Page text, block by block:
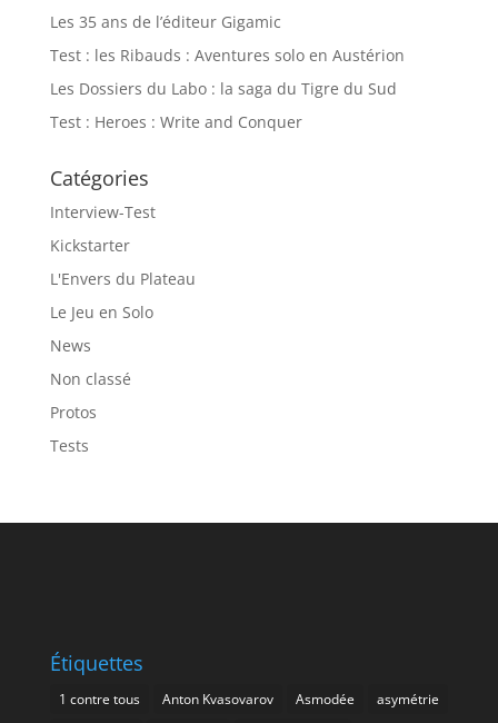
Les 35 ans de l’éditeur Gigamic
Test : les Ribauds : Aventures solo en Austérion
Les Dossiers du Labo : la saga du Tigre du Sud
Test : Heroes : Write and Conquer
Catégories
Interview-Test
Kickstarter
L'Envers du Plateau
Le Jeu en Solo
News
Non classé
Protos
Tests
Étiquettes
1 contre tous Anton Kvasovarov Asmodée
asymétrie